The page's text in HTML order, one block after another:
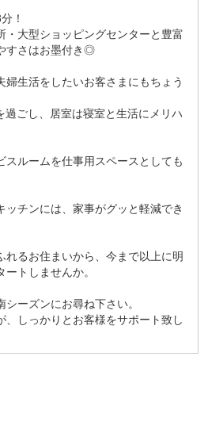
！
・大型ショッピングセンターと豊富
すさはお墨付き◎
婦生活をしたいお客さまにもちょう
過ごし、居室は寝室と生活にメリハ
スルームを仕事用スペースとしても
ッチンには、家事がグッと軽減でき
れるお住まいから、今まで以上に明
トしませんか。
ーズンにお尋ね下さい。
、しっかりとお客様をサポート致し